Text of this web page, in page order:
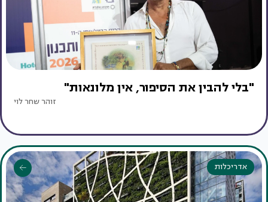
"בלי להבין את הסיפור, אין מלונאות"
זוהר שחר לוי
אדריכלות